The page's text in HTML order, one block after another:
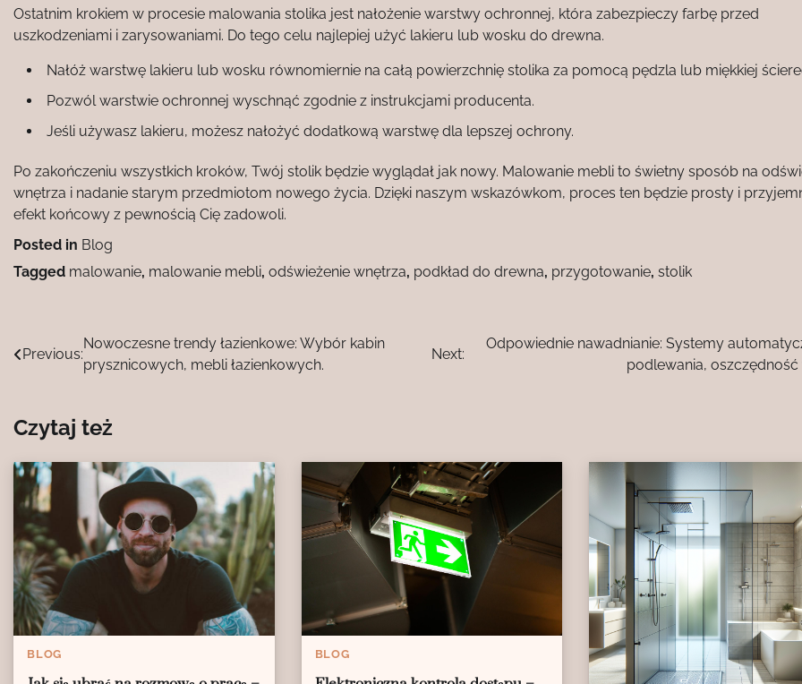
Ostatnim krokiem w procesie malowania stolika jest nałożenie warstwy ochronnej, która zabezpieczy farbę przed
uszkodzeniami i zarysowaniami. Do tego celu najlepiej użyć lakieru lub wosku do drewna.
Nałóż warstwę lakieru lub wosku równomiernie na całą powierzchnię stolika za pomocą pędzla lub miękkiej
Pozwól warstwie ochronnej wyschnąć zgodnie z instrukcjami producenta.
Jeśli używasz lakieru, możesz nałożyć dodatkową warstwę dla lepszej ochrony.
Po zakończeniu wszystkich kroków, Twój stolik będzie wyglądał jak nowy. Malowanie mebli to świetny sposób na
wnętrza i nadanie starym przedmiotom nowego życia. Dzięki naszym wskazówkom, proces ten będzie prosty i
efekt końcowy z pewnością Cię zadowoli.
Posted in Blog
Tagged malowanie, malowanie mebli, odświeżenie wnętrza, podkład do drewna, przygotowanie, stolik
Nawigacja
Previous:
Nowoczesne trendy łazienkowe: Wybór kabin
prysznicowych, mebli łazienkowych.
Next:
Odpowiednie nawadnianie: Systemy
podlewania, oszczędność
Czytaj też
BLOG BLOG